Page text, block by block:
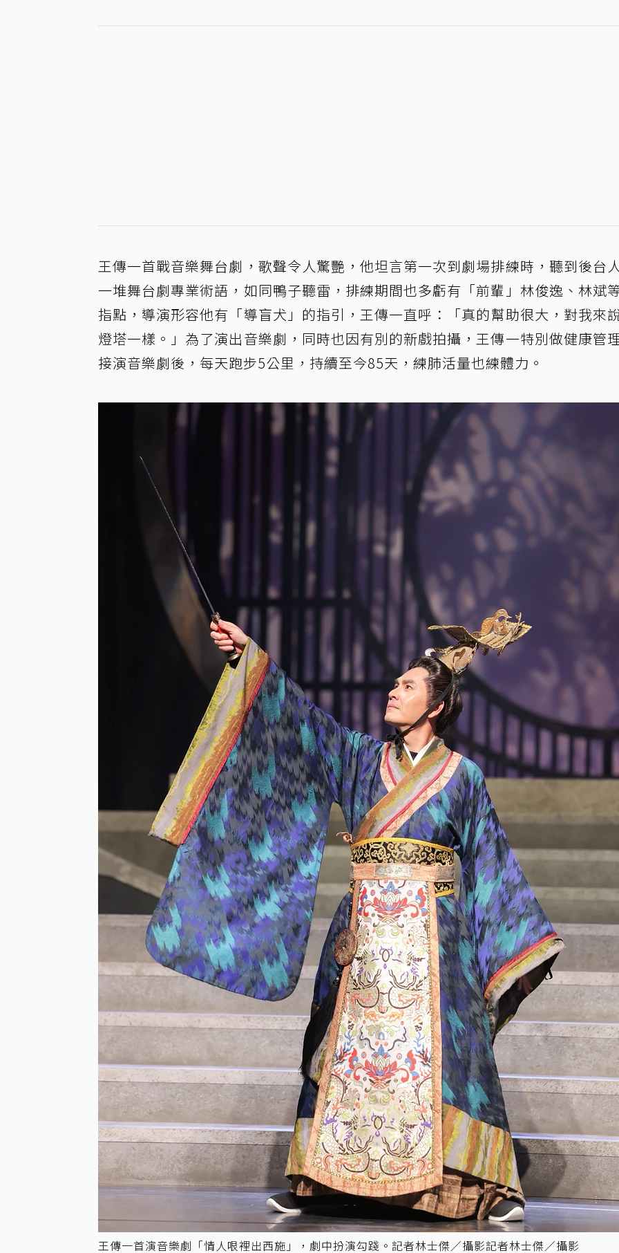
王傳一首戰音樂舞台劇，歌聲令人驚艷，他坦言第一次到劇場排練時，聽到後台
一堆舞台劇專業術語，如同鴨子聽雷，排練期間也多虧有「前輩」林俊逸、林斌
指點，導演形容他有「導盲犬」的指引，王傳一直呼：「真的幫助很大，對我來
燈塔一樣。」為了演出音樂劇，同時也因有別的新戲拍攝，王傳一特別做健康管
接演音樂劇後，每天跑步5公里，持續至今85天，練肺活量也練體力。
王傳一首演音樂劇「情人哏裡出西施」，劇中扮演勾踐。記者林士傑／攝影記者林士傑／攝影